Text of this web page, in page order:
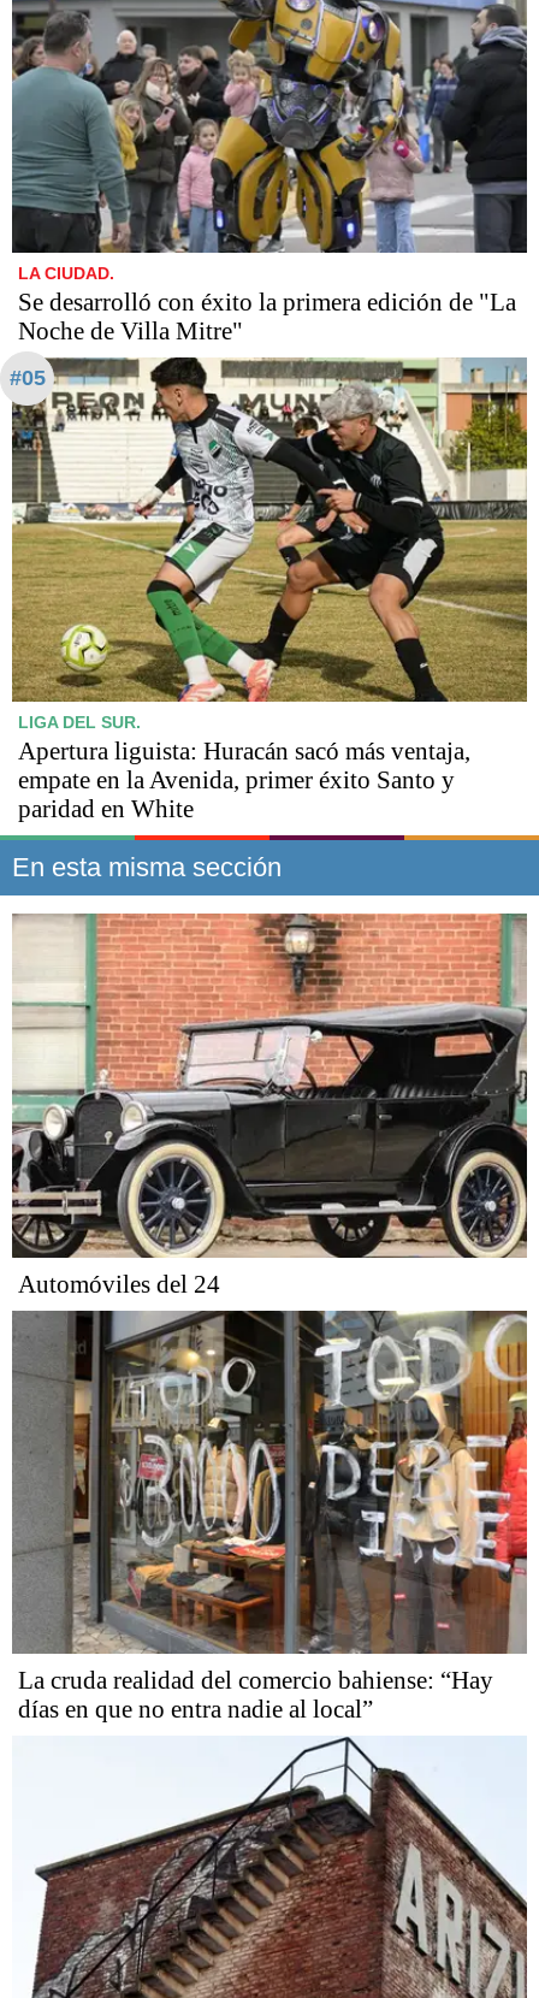
LA CIUDAD.
Se desarrolló con éxito la primera edición de "La
Noche de Villa Mitre"
#05
LIGA DEL SUR.
Apertura liguista: Huracán sacó más ventaja,
empate en la Avenida, primer éxito Santo y
paridad en White
En esta misma sección
Automóviles del 24
La cruda realidad del comercio bahiense: “Hay
días en que no entra nadie al local”